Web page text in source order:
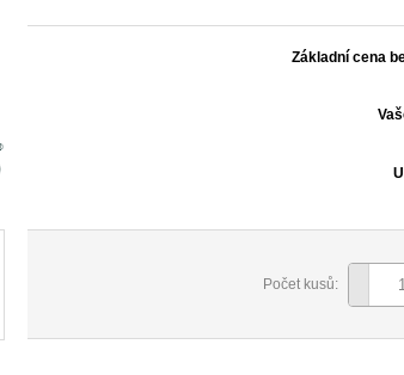
Základní cena
Počet kusů: